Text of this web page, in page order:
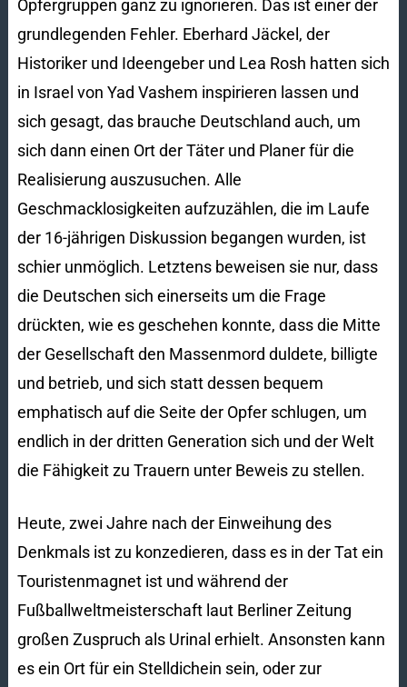
Opfergruppen ganz zu ignorieren. Das ist einer der
grundlegenden Fehler. Eberhard Jäckel, der
Historiker und Ideengeber und Lea Rosh hatten sich
in Israel von Yad Vashem inspirieren lassen und
sich gesagt, das brauche Deutschland auch, um
sich dann einen Ort der Täter und Planer für die
Realisierung auszusuchen. Alle
Geschmacklosigkeiten aufzuzählen, die im Laufe
der 16-jährigen Diskussion begangen wurden, ist
schier unmöglich. Letztens beweisen sie nur, dass
die Deutschen sich einerseits um die Frage
drückten, wie es geschehen konnte, dass die Mitte
der Gesellschaft den Massenmord duldete, billigte
und betrieb, und sich statt dessen bequem
emphatisch auf die Seite der Opfer schlugen, um
endlich in der dritten Generation sich und der Welt
die Fähigkeit zu Trauern unter Beweis zu stellen.
Heute, zwei Jahre nach der Einweihung des
Denkmals ist zu konzedieren, dass es in der Tat ein
Touristenmagnet ist und während der
Fußballweltmeisterschaft laut Berliner Zeitung
großen Zuspruch als Urinal erhielt. Ansonsten kann
es ein Ort für ein Stelldichein sein, oder zur